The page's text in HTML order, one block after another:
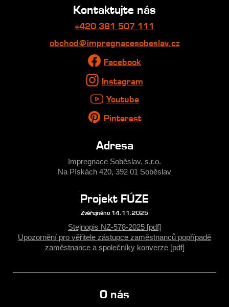
Kontaktujte nás
+420 381 507 111
obchod@impregnacesobeslav.cz
Facebook
Instagram
Youtube
Pinterest
Adresa
Impregnace Soběslav, s.r.o.
Na Pískách 420, 392 01 Soběslav
Projekt FÚZE
Zvěřejněno 14.11.2025
Stejnopis NZ-578-2025 [pdf]
Upozornění pro věřitele zástupce zaměstnanců popřípadě
zaměstnance a společníky konverze [pdf]
O nás